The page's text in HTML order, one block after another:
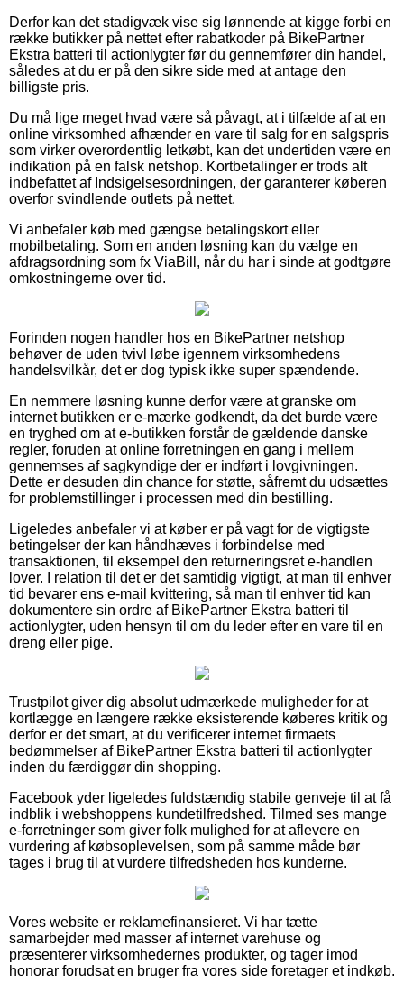
Derfor kan det stadigvæk vise sig lønnende at kigge forbi en
række butikker på nettet efter rabatkoder på BikePartner
Ekstra batteri til actionlygter før du gennemfører din handel,
således at du er på den sikre side med at antage den
billigste pris.
Du må lige meget hvad være så påvagt, at i tilfælde af at en
online virksomhed afhænder en vare til salg for en salgspris
som virker overordentlig letkøbt, kan det undertiden være en
indikation på en falsk netshop. Kortbetalinger er trods alt
indbefattet af Indsigelsesordningen, der garanterer køberen
overfor svindlende outlets på nettet.
Vi anbefaler køb med gængse betalingskort eller
mobilbetaling. Som en anden løsning kan du vælge en
afdragsordning som fx ViaBill, når du har i sinde at godtgøre
omkostningerne over tid.
Forinden nogen handler hos en BikePartner netshop
behøver de uden tvivl løbe igennem virksomhedens
handelsvilkår, det er dog typisk ikke super spændende.
En nemmere løsning kunne derfor være at granske om
internet butikken er e-mærke godkendt, da det burde være
en tryghed om at e-butikken forstår de gældende danske
regler, foruden at online forretningen en gang i mellem
gennemses af sagkyndige der er indført i lovgivningen.
Dette er desuden din chance for støtte, såfremt du udsættes
for problemstillinger i processen med din bestilling.
Ligeledes anbefaler vi at køber er på vagt for de vigtigste
betingelser der kan håndhæves i forbindelse med
transaktionen, til eksempel den returneringsret e-handlen
lover. I relation til det er det samtidig vigtigt, at man til enhver
tid bevarer ens e-mail kvittering, så man til enhver tid kan
dokumentere sin ordre af BikePartner Ekstra batteri til
actionlygter, uden hensyn til om du leder efter en vare til en
dreng eller pige.
Trustpilot giver dig absolut udmærkede muligheder for at
kortlægge en længere række eksisterende køberes kritik og
derfor er det smart, at du verificerer internet firmaets
bedømmelser af BikePartner Ekstra batteri til actionlygter
inden du færdiggør din shopping.
Facebook yder ligeledes fuldstændig stabile genveje til at få
indblik i webshoppens kundetilfredshed. Tilmed ses mange
e-forretninger som giver folk mulighed for at aflevere en
vurdering af købsoplevelsen, som på samme måde bør
tages i brug til at vurdere tilfredsheden hos kunderne.
Vores website er reklamefinansieret. Vi har tætte
samarbejder med masser af internet varehuse og
præsenterer virksomhedernes produkter, og tager imod
honorar forudsat en bruger fra vores side foretager et indkøb.